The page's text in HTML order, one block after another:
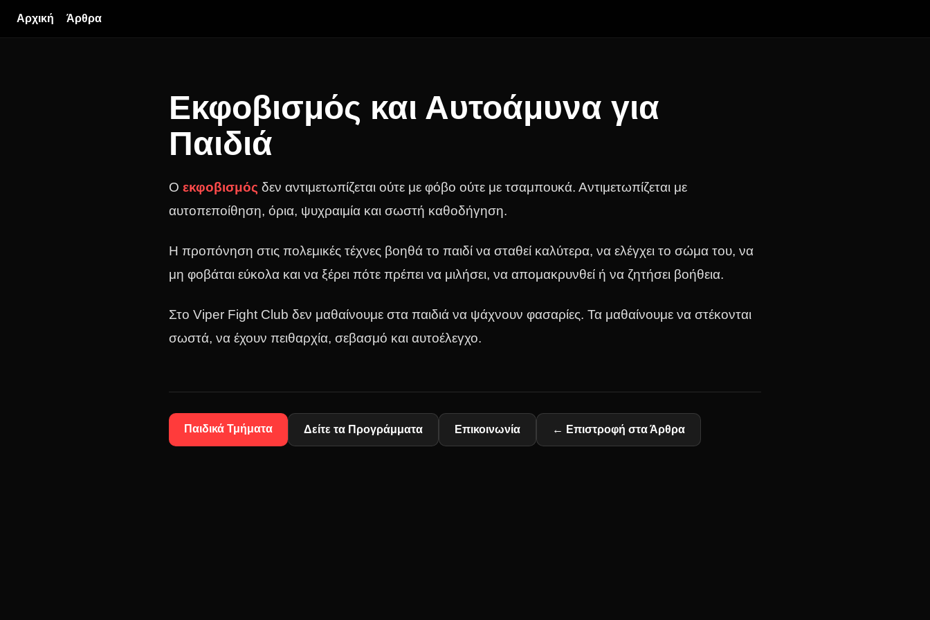
Αρχική Άρθρα
Εκφοβισμός και Αυτοάμυνα για
Παιδιά
Ο εκφοβισμός δεν αντιμετωπίζεται ούτε με φόβο ούτε με τσαμπουκά. Αντιμετωπίζεται με
αυτοπεποίθηση, όρια, ψυχραιμία και σωστή καθοδήγηση.
Η προπόνηση στις πολεμικές τέχνες βοηθά το παιδί να σταθεί καλύτερα, να ελέγχει το σώμα του, να
μη φοβάται εύκολα και να ξέρει πότε πρέπει να μιλήσει, να απομακρυνθεί ή να ζητήσει βοήθεια.
Στο Viper Fight Club δεν μαθαίνουμε στα παιδιά να ψάχνουν φασαρίες. Τα μαθαίνουμε να στέκονται
σωστά, να έχουν πειθαρχία, σεβασμό και αυτοέλεγχο.
Παιδικά Τμήματα Δείτε τα Προγράμματα Επικοινωνία ← Επιστροφή στα Άρθρα